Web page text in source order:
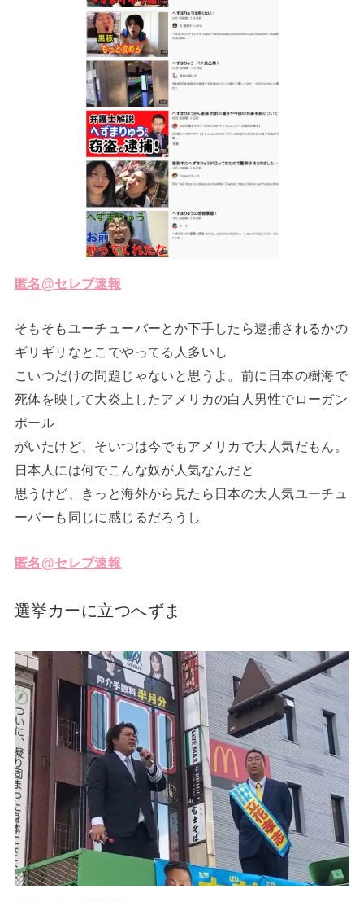
匿名@セレブ速報
そもそもユーチューバーとか下手したら逮捕されるかの
ギリギリなとこでやってる人多いし
こいつだけの問題じゃないと思うよ。前に日本の樹海で
死体を映して大炎上したアメリカの白人男性でローガン
ポール
がいたけど、そいつは今でもアメリカで大人気だもん。
日本人には何でこんな奴が人気なんだと
思うけど、きっと海外から見たら日本の大人気ユーチュ
ーバーも同じに感じるだろうし
匿名@セレブ速報
選挙カーに立つへずま